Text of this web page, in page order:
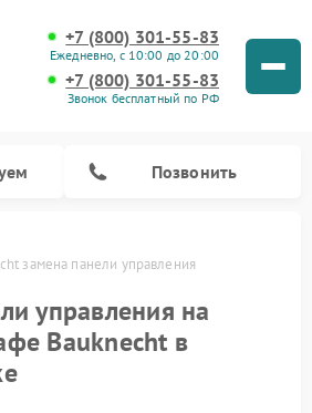
+7 (800) 301-55-83
Ежедневно, с 10:00 до 20:00
+7 (800) 301-55-83
Звонок бесплатный по РФ
Позвонить
замена панели управления
управления на
Bauknecht в